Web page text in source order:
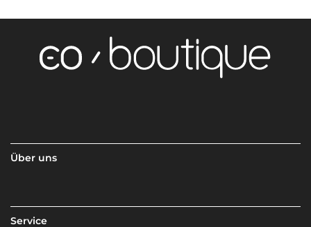
Über uns
Service